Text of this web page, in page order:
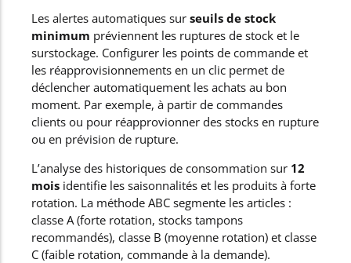
Les alertes automatiques sur seuils de stock
minimum préviennent les ruptures de stock et le
surstockage. Configurer les points de commande et
les réapprovisionnements en un clic permet de
déclencher automatiquement les achats au bon
moment. Par exemple, à partir de commandes
clients ou pour réapprovionner des stocks en rupture
ou en prévision de rupture.
L’analyse des historiques de consommation sur 12
mois identifie les saisonnalités et les produits à forte
rotation. La méthode ABC segmente les articles :
classe A (forte rotation, stocks tampons
recommandés), classe B (moyenne rotation) et classe
C (faible rotation, commande à la demande).